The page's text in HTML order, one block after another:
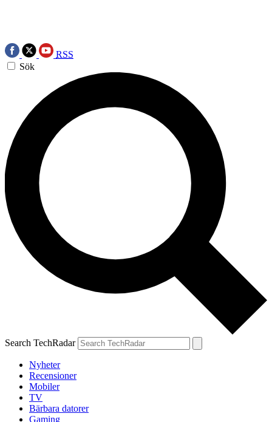
RSS
Sök
Search TechRadar
Nyheter
Recensioner
Mobiler
TV
Bärbara datorer
Gaming